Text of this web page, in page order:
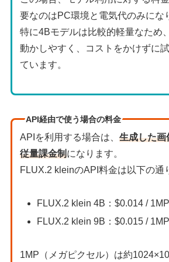
要なのはPC環境と電気代のみにな
特に4Bモデルは比較的軽量なため
動かしやすく、コストをかけずに
ています。
API経由で使う場合の料金
APIを利用する場合は、生成した画
従量課金制になります。
FLUX.2 kleinのAPI料金は以下の通
FLUX.2 klein 4B：$0.014 / 1MP
FLUX.2 klein 9B：$0.015 / 1MP
1MP（メガピクセル）は約